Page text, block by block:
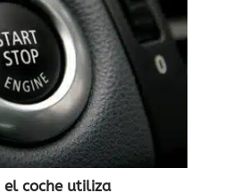
el coche utiliza